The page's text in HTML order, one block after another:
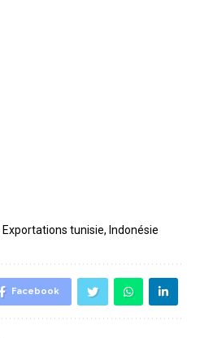
Exportations tunisie, Indonésie
Facebook